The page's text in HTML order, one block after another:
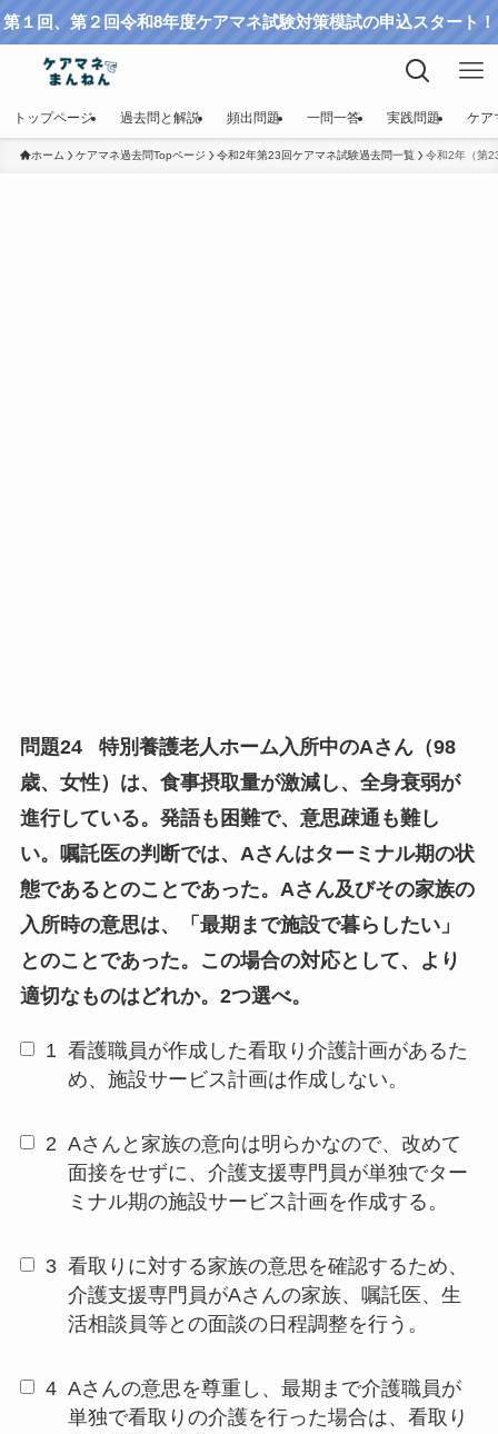
第１回、第２回令和8年度ケアマネ試験対策模試の申込スタート！
トップページ 過去問と解説 頻出問題 一問一答 実践問題 ケア
ホーム ケアマネ過去問Topページ 令和2年第23回ケアマネ試験過去問一覧 令和2年（第
問題24
特別養護老人ホーム入所中のAさん（98
歳、女性）は、食事摂取量が激減し、全身衰弱が
進行している。発語も困難で、意思疎通も難し
い。嘱託医の判断では、Aさんはターミナル期の状
態であるとのことであった。Aさん及びその家族の
入所時の意思は、「最期まで施設で暮らしたい」
とのことであった。この場合の対応として、より
適切なものはどれか。2つ選べ。
1 看護職員が作成した看取り介護計画があるた
め、施設サービス計画は作成しない。
2 Aさんと家族の意向は明らかなので、改めて
面接をせずに、介護支援専門員が単独でター
ミナル期の施設サービス計画を作成する。
3 看取りに対する家族の意思を確認するため、
介護支援専門員がAさんの家族、嘱託医、生
活相談員等との面談の日程調整を行う。
4 Aさんの意思を尊重し、最期まで介護職員が
単独で看取りの介護を行った場合は、看取り